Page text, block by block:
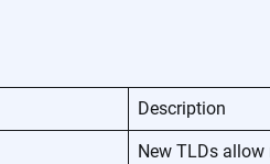
Description
New TLDs